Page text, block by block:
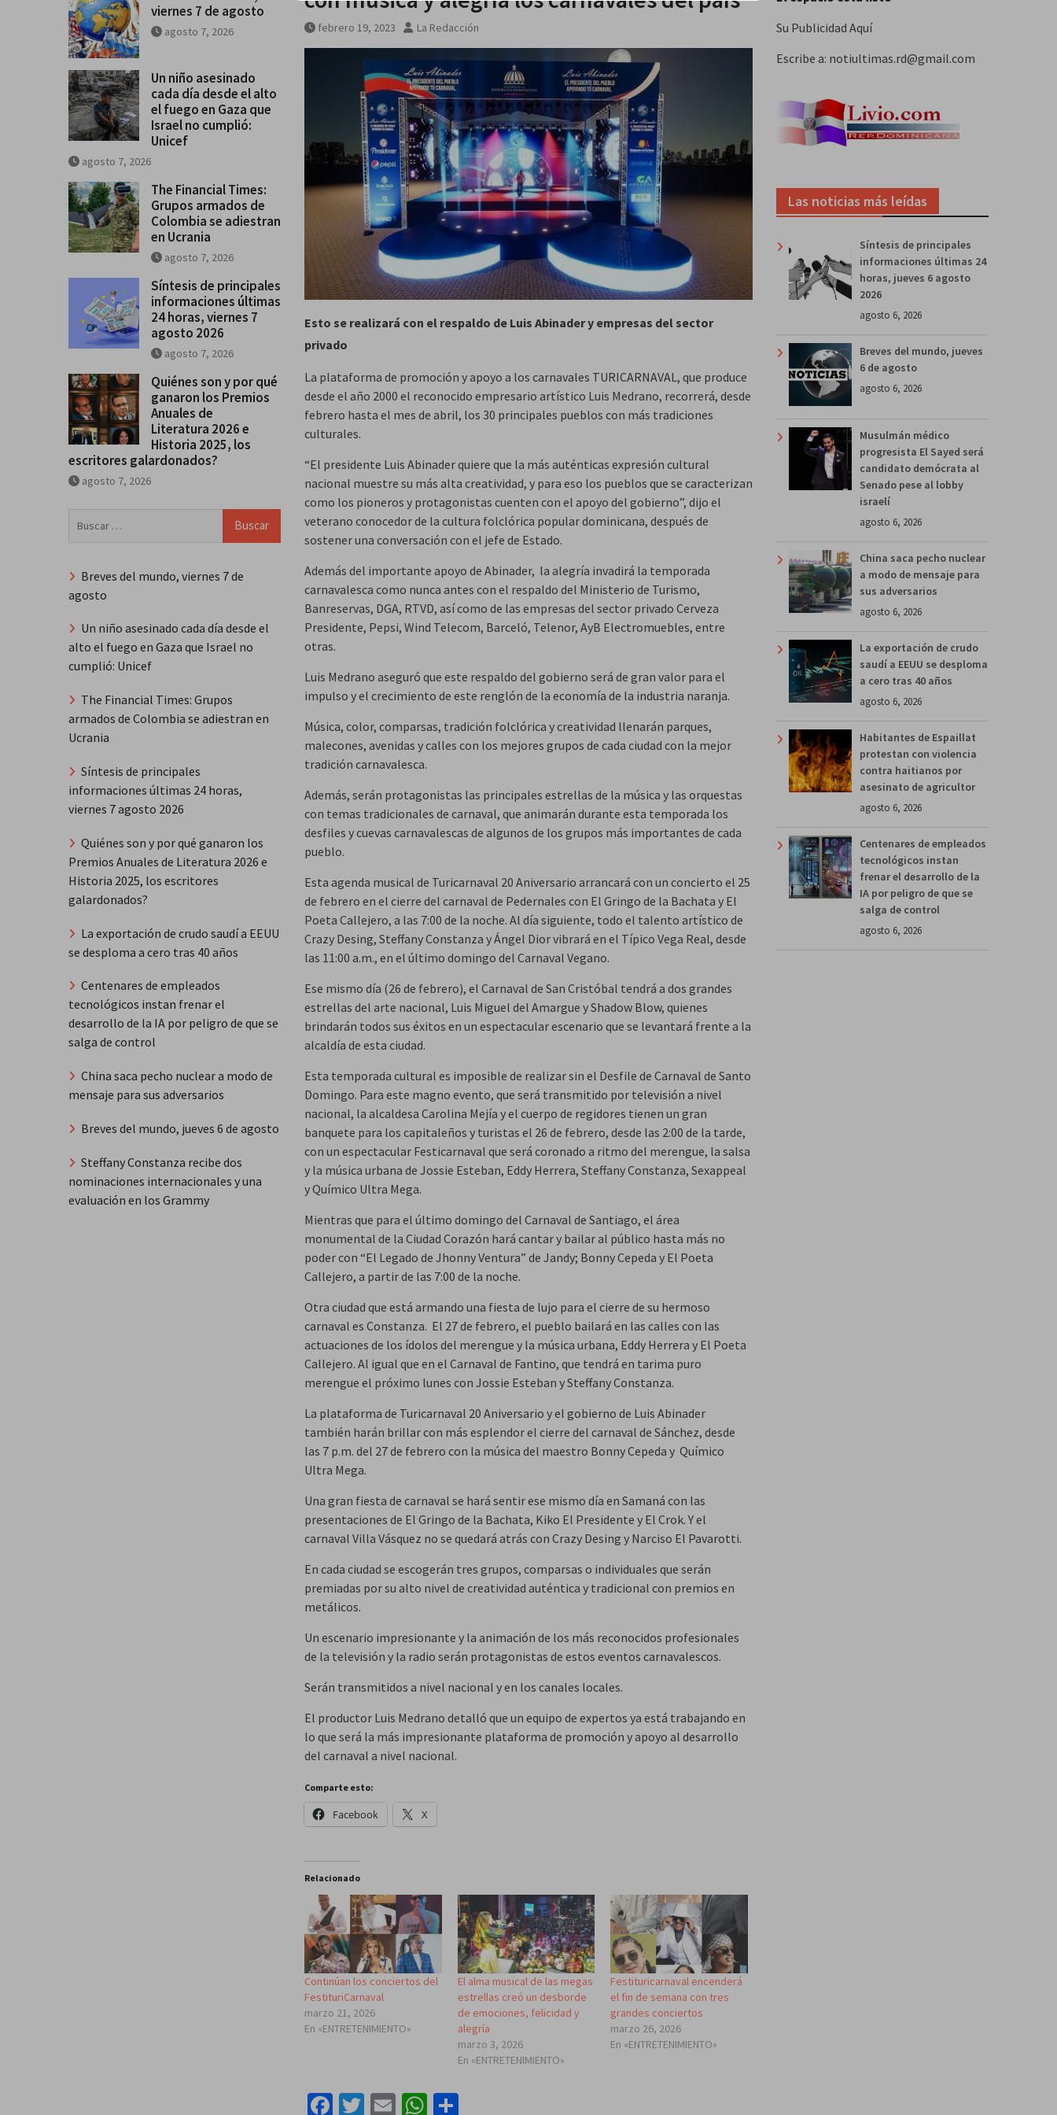
Breves del mundo, viernes 7 de agosto
febrero 19, 2023 La Redacción
Esto se realizará con el respaldo de Luis Abinader y empresas del sector
privado
La plataforma de promoción y apoyo a los carnavales TURICARNAVAL, que produce
desde el año 2000 el reconocido empresario artístico Luis Medrano, recorrerá, desde
febrero hasta el mes de abril, los 30 principales pueblos con más tradiciones
culturales.
“El presidente Luis Abinader quiere que la más auténticas expresión cultural
nacional muestre su más alta creatividad, y para eso los pueblos que se caracterizan
como los pioneros y protagonistas cuenten con el apoyo del gobierno”, dijo el
veterano conocedor de la cultura folclórica popular dominicana, después de
sostener una conversación con el jefe de Estado.
Además del importante apoyo de Abinader, la alegría invadirá la temporada
carnavalesca como nunca antes con el respaldo del Ministerio de Turismo,
Banreservas, DGA, RTVD, así como de las empresas del sector privado Cerveza
Presidente, Pepsi, Wind Telecom, Barceló, Telenor, AyB Electromuebles, entre
otras.
Luis Medrano aseguró que este respaldo del gobierno será de gran valor para el
impulso y el crecimiento de este renglón de la economía de la industria naranja.
Música, color, comparsas, tradición folclórica y creatividad llenarán parques,
malecones, avenidas y calles con los mejores grupos de cada ciudad con la mejor
tradición carnavalesca.
Además, serán protagonistas las principales estrellas de la música y las orquestas
con temas tradicionales de carnaval, que animarán durante esta temporada los
desfiles y cuevas carnavalescas de algunos de los grupos más importantes de cada
pueblo.
Esta agenda musical de Turicarnaval 20 Aniversario arrancará con un concierto el 25
de febrero en el cierre del carnaval de Pedernales con El Gringo de la Bachata y El
Poeta Callejero, a las 7:00 de la noche. Al día siguiente, todo el talento artístico de
Crazy Desing, Steffany Constanza y Ángel Dior vibrará en el Típico Vega Real, desde
las 11:00 a.m., en el último domingo del Carnaval Vegano.
Ese mismo día (26 de febrero), el Carnaval de San Cristóbal tendrá a dos grandes
estrellas del arte nacional, Luis Miguel del Amargue y Shadow Blow, quienes
brindarán todos sus éxitos en un espectacular escenario que se levantará frente a la
alcaldía de esta ciudad.
Esta temporada cultural es imposible de realizar sin el Desfile de Carnaval de Santo
Domingo. Para este magno evento, que será transmitido por televisión a nivel
nacional, la alcaldesa Carolina Mejía y el cuerpo de regidores tienen un gran
banquete para los capitaleños y turistas el 26 de febrero, desde las 2:00 de la tarde,
con un espectacular Festicarnaval que será coronado a ritmo del merengue, la salsa
y la música urbana de Jossie Esteban, Eddy Herrera, Steffany Constanza, Sexappeal
y Químico Ultra Mega.
Mientras que para el último domingo del Carnaval de Santiago, el área
monumental de la Ciudad Corazón hará cantar y bailar al público hasta más no
poder con “El Legado de Jhonny Ventura” de Jandy; Bonny Cepeda y El Poeta
Callejero, a partir de las 7:00 de la noche.
Otra ciudad que está armando una fiesta de lujo para el cierre de su hermoso
carnaval es Constanza. El 27 de febrero, el pueblo bailará en las calles con las
actuaciones de los ídolos del merengue y la música urbana, Eddy Herrera y El Poeta
Callejero. Al igual que en el Carnaval de Fantino, que tendrá en tarima puro
merengue el próximo lunes con Jossie Esteban y Steffany Constanza.
La plataforma de Turicarnaval 20 Aniversario y el gobierno de Luis Abinader
también harán brillar con más esplendor el cierre del carnaval de Sánchez, desde
las 7 p.m. del 27 de febrero con la música del maestro Bonny Cepeda y Químico
Ultra Mega.
Una gran fiesta de carnaval se hará sentir ese mismo día en Samaná con las
presentaciones de El Gringo de la Bachata, Kiko El Presidente y El Crok. Y el
carnaval Villa Vásquez no se quedará atrás con Crazy Desing y Narciso El Pavarotti.
En cada ciudad se escogerán tres grupos, comparsas o individuales que serán
premiadas por su alto nivel de creatividad auténtica y tradicional con premios en
metálicos.
Un escenario impresionante y la animación de los más reconocidos profesionales
de la televisión y la radio serán protagonistas de estos eventos carnavalescos.
Serán transmitidos a nivel nacional y en los canales locales.
El productor Luis Medrano detalló que un equipo de expertos ya está trabajando en
lo que será la más impresionante plataforma de promoción y apoyo al desarrollo
del carnaval a nivel nacional.
Comparte esto:
Facebook X
Relacionado
Continúan los conciertos del
FestituriCarnaval
marzo 21, 2026
En «ENTRETENIMIENTO»
El alma musical de las megas
estrellas creó un desborde
de emociones, felicidad y
alegría
marzo 3, 2026
En «ENTRETENIMIENTO»
Festituricarnaval encenderá
el fin de semana con tres
grandes conciertos
marzo 26, 2026
En «ENTRETENIMIENTO»
Facebook
Twitter
EmailWhatsApp
Su Publicidad Aquí
Escribe a: notiultimas.rd@gmail.com
Las noticias más leídas
Síntesis de principales
informaciones últimas 24
horas, jueves 6 agosto
2026
agosto 6, 2026
Breves del mundo, jueves
6 de agosto
agosto 6, 2026
Musulmán médico
progresista El Sayed será
candidato demócrata al
Senado pese al lobby
israelí
agosto 6, 2026
China saca pecho nuclear
a modo de mensaje para
sus adversarios
agosto 6, 2026
La exportación de crudo
saudí a EEUU se desploma
a cero tras 40 años
agosto 6, 2026
Habitantes de Espaillat
protestan con violencia
contra haitianos por
asesinato de agricultor
agosto 6, 2026
Centenares de empleados
tecnológicos instan
frenar el desarrollo de la
IA por peligro de que se
salga de control
agosto 6, 2026
viernes 7 de agosto
agosto 7, 2026
Un niño asesinado
cada día desde el alto
el fuego en Gaza que
Israel no cumplió:
Unicef
agosto 7, 2026
The Financial Times:
Grupos armados de
Colombia se adiestran
en Ucrania
agosto 7, 2026
Síntesis de principales
informaciones últimas
24 horas, viernes 7
agosto 2026
agosto 7, 2026
Quiénes son y por qué
ganaron los Premios
Anuales de
Literatura 2026 e
Historia 2025, los
escritores galardonados?
agosto 7, 2026
Breves del mundo, viernes 7 de
agosto
Un niño asesinado cada día desde el
alto el fuego en Gaza que Israel no
cumplió: Unicef
The Financial Times: Grupos
armados de Colombia se adiestran en
Ucrania
Síntesis de principales
informaciones últimas 24 horas,
viernes 7 agosto 2026
Quiénes son y por qué ganaron los
Premios Anuales de Literatura 2026 e
Historia 2025, los escritores
galardonados?
La exportación de crudo saudí a EEUU
se desploma a cero tras 40 años
Centenares de empleados
tecnológicos instan frenar el
desarrollo de la IA por peligro de que se
salga de control
China saca pecho nuclear a modo de
mensaje para sus adversarios
Breves del mundo, jueves 6 de agosto
Steffany Constanza recibe dos
nominaciones internacionales y una
evaluación en los Grammy